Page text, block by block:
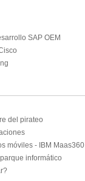
SAP OEM
del pirateo
móviles - IBM Maas360
informático